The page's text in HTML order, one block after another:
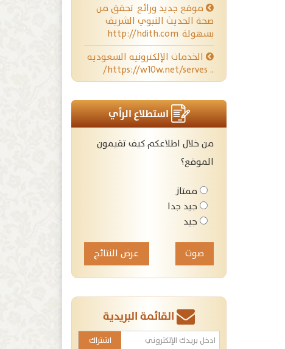
موقع جديد ورائع تحقق من
صحة الحديث النبوي الشريف
بسهولة http://hdith.com
الخدمات الإلكترونيه السعوديه
.. https://w10w.net/serves/
استطلاع الرأي
من خلال اطلاعكم كيف تقيمون
الموقع؟
ممتاز
جيد جدا
جيد
عرض النتائج
القائمة البريدية